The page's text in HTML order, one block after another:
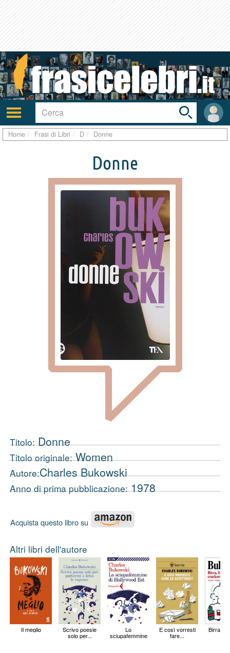
Attiva/disattiva
navigazione
User
area
Toggle
search
bar
Home Frasi di Libri D Donne
Donne
Titolo:Donne
Titolo originale:Women
Autore:Charles Bukowski
Anno di prima pubblicazione:1978
Acquista questo libro su
Altri libri dell'autore
Il meglio Scrivo poesie
solo per...
Lo
sciupafemmine
E così vorresti
fare...
Birra,